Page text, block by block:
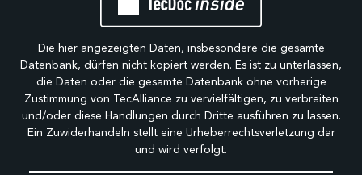
Die hier angezeigten Daten, insbesondere die gesamte
Datenbank, dürfen nicht kopiert werden. Es ist zu unterlassen,
die Daten oder die gesamte Datenbank ohne vorherige
Zustimmung von TecAlliance zu vervielfältigen, zu verbreiten
und/oder diese Handlungen durch Dritte ausführen zu lassen.
Ein Zuwiderhandeln stellt eine Urheberrechtsverletzung dar
und wird verfolgt.